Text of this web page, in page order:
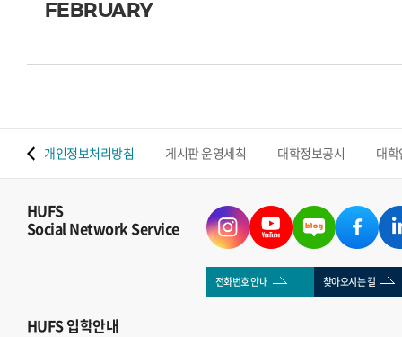
FEBRUARY
개인정보처리방침 게시판 운영세칙 대학정보공시 대
HUFS
Social Network Service
전화번호 안내 찾아오시는 길
HUFS입학안내